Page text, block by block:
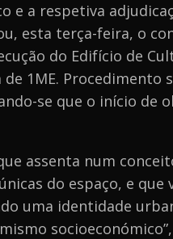
formalizou
contrato
da
empreitada
do
de
Cultura
e
Inovação
e a respetiva
esta terça-feira, o
do Edifício de
1ME. Procedimento
se que o início de
assenta num
do espaço, e
uma identidade